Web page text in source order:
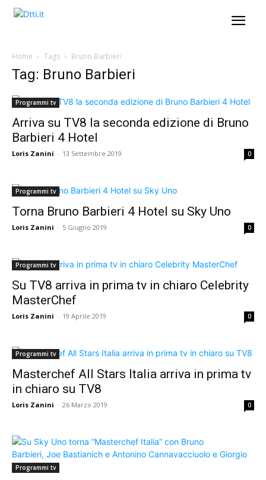
Home Tags Bruno Barbieri
Tag: Bruno Barbieri
Programmi tv
Arriva su TV8 la seconda edizione di Bruno
Barbieri 4 Hotel
Loris Zanini - 13 Settembre 2019 0
Programmi tv
Torna Bruno Barbieri 4 Hotel su Sky Uno
Loris Zanini - 5 Giugno 2019 0
Programmi tv
Su TV8 arriva in prima tv in chiaro Celebrity
MasterChef
Loris Zanini - 19 Aprile 2019 0
Programmi tv
Masterchef All Stars Italia arriva in prima tv
in chiaro su TV8
Loris Zanini - 26 Marzo 2019 0
Programmi tv